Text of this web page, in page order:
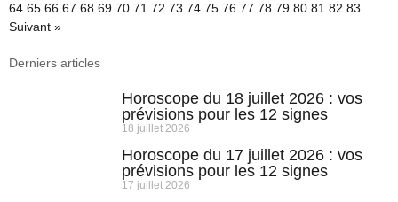
64 65 66 67 68 69 70 71 72 73 74 75 76 77 78 79 80 81 82 83
Suivant »
Derniers articles
Horoscope du 18 juillet 2026 : vos
prévisions pour les 12 signes
18 juillet 2026
Horoscope du 17 juillet 2026 : vos
prévisions pour les 12 signes
17 juillet 2026